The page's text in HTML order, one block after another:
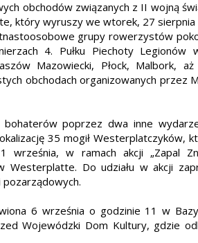
obchodów związanych z II wojną
który wyruszy we wtorek, 27 sierpnia
grupy rowerzystów
4. Pułku Piechoty Legionów
Mazowiecki, Płock, Malbork,
obchodach organizowanych przez
poprzez dwa inne
35 mogił Westerplatczyków,
w ramach akcji „Zapal
Westerplatte. Do udziału w akcji
6 września o godzinie 11 w
Wojewódzki Dom Kultury, gdzie